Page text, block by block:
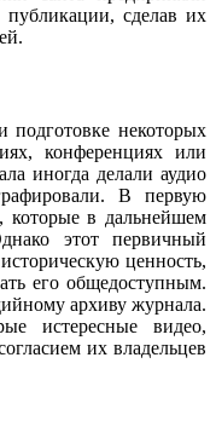
сделав их
некоторых
конференциях или
иногда делали аудио
В первую
которые в дальнейшем
этот первичный
ценность,
его общедоступным.
архиву журнала.
истересные видео,
их владельцев